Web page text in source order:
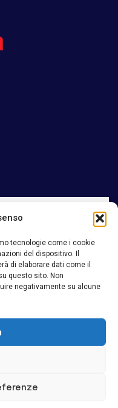
tecnologie come i cookie
del dispositivo. Il
di elaborare dati come il
questo sito. Non
negativamente su alcune
19 – 70043